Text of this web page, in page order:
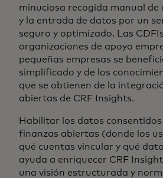
minuciosa recogida manual de
y la entrada de datos por un
seguro y optimizado. Las
organizaciones de apoyo
pequeñas empresas se
simplificado y de los
que se obtienen de la
abiertas de CRF Insights.
Habilitar los datos
finanzas abiertas (donde los
qué cuentas vincular y qué
ayuda a enriquecer CRF
una visión estructurada y